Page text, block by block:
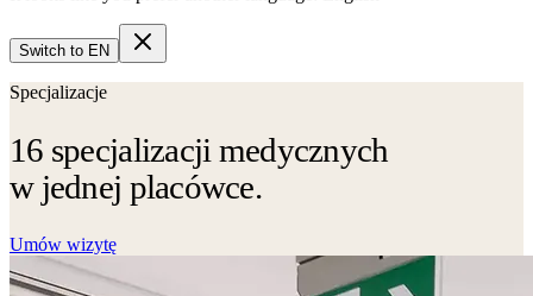
Switch to EN
Specjalizacje
16 specjalizacji medycznych
w jednej placówce.
Umów wizytę